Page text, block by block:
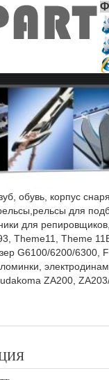
обувь, корпус
для
для
Theme11, Theme
G6100/6200/6300,
ZA200,